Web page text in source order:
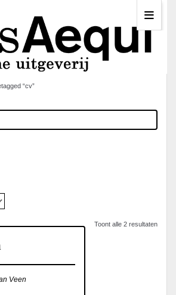
“cv”
Toont alle 2 resultaten
Veen